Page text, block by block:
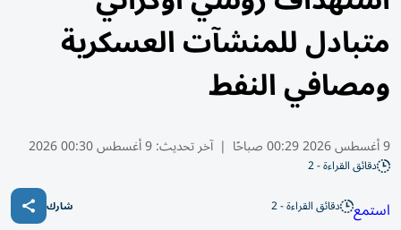
متبادل للمنشآت العسكرية
ومصافي النفط
9 أغسطس 2026 00:29 صباحًا | آخر تحديث:9 أغسطس 00:30 2026
دقائق القراءة - 2
استمع دقائق القراءة - 2 شارك